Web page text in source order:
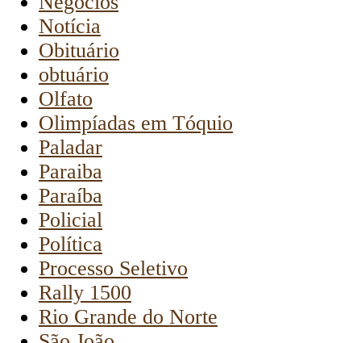
Notícia
Obituário
obtuário
Olfato
Olimpíadas em Tóquio
Paladar
Paraiba
Paraíba
Policial
Política
Processo Seletivo
Rally 1500
Rio Grande do Norte